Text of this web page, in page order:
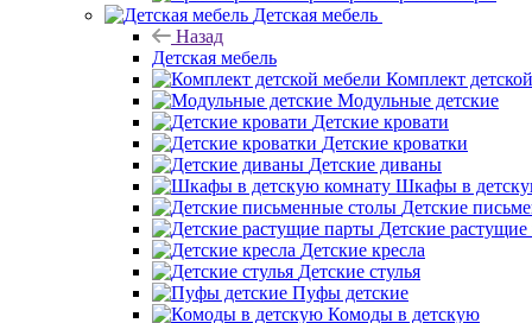
Детская мебель
Назад
Детская мебель
Комплект
Модульные детские
Детские кровати
Детские кроватки
Детские диваны
Шкафы в
Детские
Детские
Детские кресла
Детские стулья
Пуфы детские
Комоды в детскую